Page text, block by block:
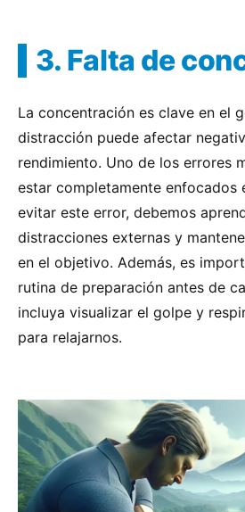
3. Falta de
La concentración es clave en el
distracción puede afectar
rendimiento. Uno de los errores
estar completamente enfocados
evitar este error, debemos
distracciones externas y
en el objetivo. Además, es
rutina de preparación antes de
incluya visualizar el golpe y
para relajarnos.